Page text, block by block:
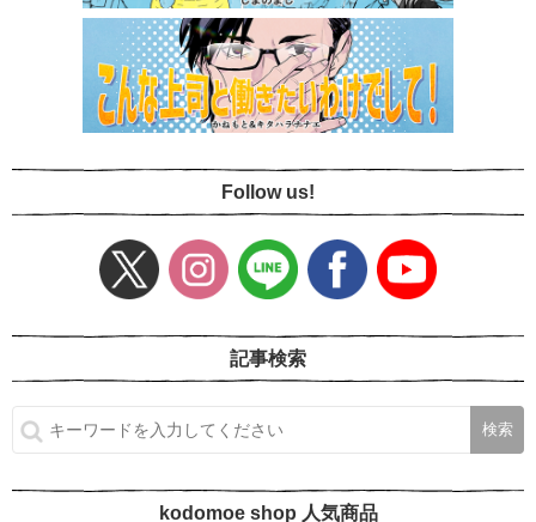
Follow us!
記事検索
kodomoe shop 人気商品